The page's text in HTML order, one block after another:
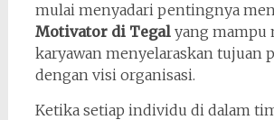
mulai menyadari pentingnya
Motivator di Tegalyang mampu
karyawan menyelaraskan tujuan
dengan visi organisasi.
Ketika setiap individu di dalam